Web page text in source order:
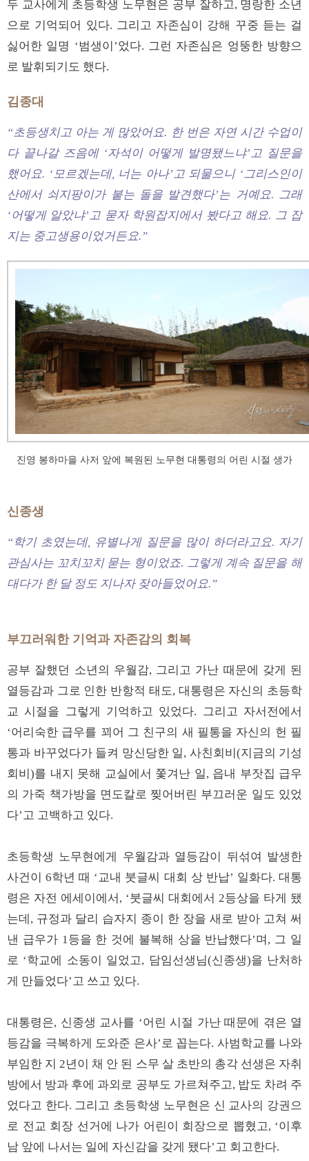
두 교사에게 초등학생 노무현은 공부 잘하고, 명랑한 소년
으로 기억되어 있다. 그리고 자존심이 강해 꾸중 듣는 걸
싫어한 일명 ‘범생이’었다. 그런 자존심은 엉뚱한 방향으
로 발휘되기도 했다.
김종대
“초등생치고 아는 게 많았어요. 한 번은 자연 시간 수업이
다 끝나갈 즈음에 ‘자석이 어떻게 발명됐느냐’고 질문을
했어요. ‘모르겠는데, 너는 아나’고 되물으니 ‘그리스인이
산에서 쇠지팡이가 붙는 돌을 발견했다’는 거예요. 그래
‘어떻게 알았냐’고 묻자 학원잡지에서 봤다고 해요. 그 잡
지는 중고생용이었거든요.”
진영 봉하마을 사저 앞에 복원된 노무현 대통령의 어린 시절 생가
신종생
“학기 초였는데, 유별나게 질문을 많이 하더라고요. 자기
관심사는 꼬치꼬치 묻는 형이었죠. 그렇게 계속 질문을 해
대다가 한 달 정도 지나자 잦아들었어요.”
부끄러워한 기억과 자존감의 회복
공부 잘했던 소년의 우월감, 그리고 가난 때문에 갖게 된
열등감과 그로 인한 반항적 태도, 대통령은 자신의 초등학
교 시절을 그렇게 기억하고 있었다. 그리고 자서전에서
‘어리숙한 급우를 꾀어 그 친구의 새 필통을 자신의 헌 필
통과 바꾸었다가 들켜 망신당한 일, 사친회비(지금의 기성
회비)를 내지 못해 교실에서 쫓겨난 일, 읍내 부잣집 급우
의 가죽 책가방을 면도칼로 찢어버린 부끄러운 일도 있었
다’고 고백하고 있다.
초등학생 노무현에게 우월감과 열등감이 뒤섞여 발생한
사건이 6학년 때 ‘교내 붓글씨 대회 상 반납’ 일화다. 대통
령은 자전 에세이에서, ‘붓글씨 대회에서 2등상을 타게 됐
는데, 규정과 달리 습자지 종이 한 장을 새로 받아 고쳐 써
낸 급우가 1등을 한 것에 불복해 상을 반납했다’며, 그 일
로 ‘학교에 소동이 일었고, 담임선생님(신종생)을 난처하
게 만들었다’고 쓰고 있다.
대통령은, 신종생 교사를 ‘어린 시절 가난 때문에 겪은 열
등감을 극복하게 도와준 은사’로 꼽는다. 사범학교를 나와
부임한 지 2년이 채 안 된 스무 살 초반의 총각 선생은 자취
방에서 방과 후에 과외로 공부도 가르쳐주고, 밥도 차려 주
었다고 한다. 그리고 초등학생 노무현은 신 교사의 강권으
로 전교 회장 선거에 나가 어린이 회장으로 뽑혔고, ‘이후
남 앞에 나서는 일에 자신감을 갖게 됐다’고 회고한다.